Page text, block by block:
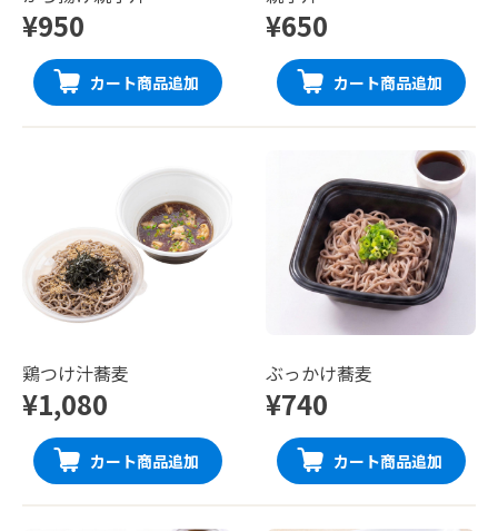
¥950
カート商品追加
¥650
カート商品追加
鶏つけ汁蕎麦
¥1,080
カート商品追加
ぶっかけ蕎麦
¥740
カート商品追加